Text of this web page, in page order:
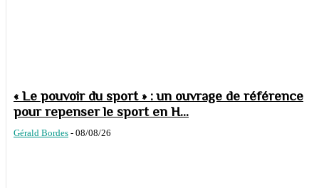
« Le pouvoir du sport » : un ouvrage de référence
pour repenser le sport en H...
Gérald Bordes - 08/08/26